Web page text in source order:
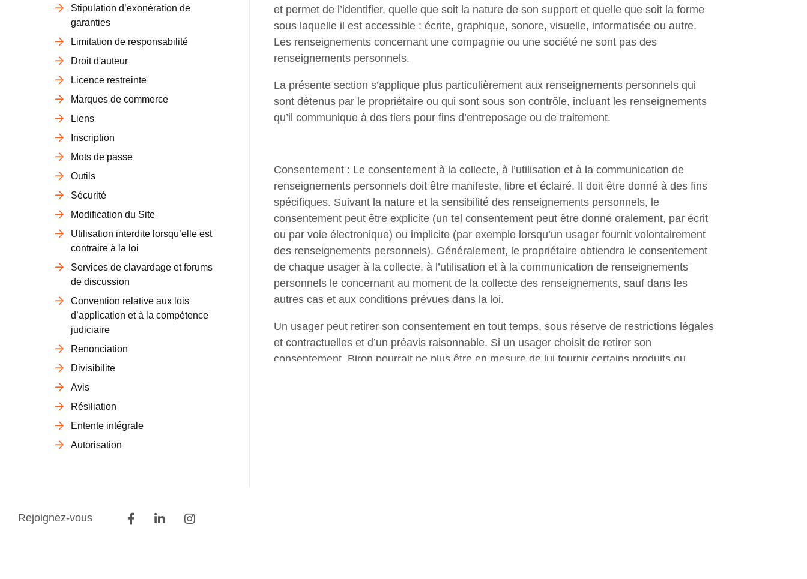
Stipulation d’exonération de
garanties
Limitation de responsabilité
Droit d'auteur
Licence restreinte
Marques de commerce
Liens
Inscription
Mots de passe
Outils
Sécurité
Modification du Site
Utilisation interdite lorsqu’elle est
contraire à la loi
Services de clavardage et forums
de discussion
Convention relative aux lois
d’application et à la compétence
judiciaire
Renonciation
Divisibilite
Avis
Résiliation
Entente intégrale
Autorisation
et permet de l’identifier, quelle que soit la nature de son support et quelle que soit la forme
sous laquelle il est accessible : écrite, graphique, sonore, visuelle, informatisée ou autre.
Les renseignements concernant une compagnie ou une société ne sont pas des
renseignements personnels.
La présente section s’applique plus particulièrement aux renseignements personnels qui
sont détenus par le propriétaire ou qui sont sous son contrôle, incluant les renseignements
qu’il communique à des tiers pour fins d’entreposage ou de traitement.
Consentement : Le consentement à la collecte, à l’utilisation et à la communication de
renseignements personnels doit être manifeste, libre et éclairé. Il doit être donné à des fins
spécifiques. Suivant la nature et la sensibilité des renseignements personnels, le
consentement peut être explicite (un tel consentement peut être donné oralement, par écrit
ou par voie électronique) ou implicite (par exemple lorsqu’un usager fournit volontairement
des renseignements personnels). Généralement, le propriétaire obtiendra le consentement
de chaque usager à la collecte, à l’utilisation et à la communication de renseignements
personnels le concernant au moment de la collecte des renseignements, sauf dans les
autres cas et aux conditions prévues dans la loi.
Un usager peut retirer son consentement en tout temps, sous réserve de restrictions légales
et contractuelles et d’un préavis raisonnable. Si un usager choisit de retirer son
consentement, Biron pourrait ne plus être en mesure de lui fournir certains produits ou
Rejoignez-vous